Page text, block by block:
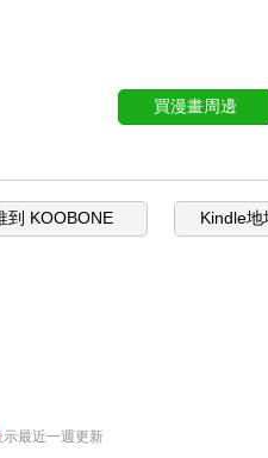
買漫畫周邊
到 KOOBONE Kindle地
最近一週更新